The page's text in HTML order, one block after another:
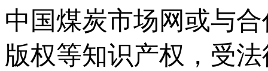
中国煤炭市场网或与
版权等知识产权，受